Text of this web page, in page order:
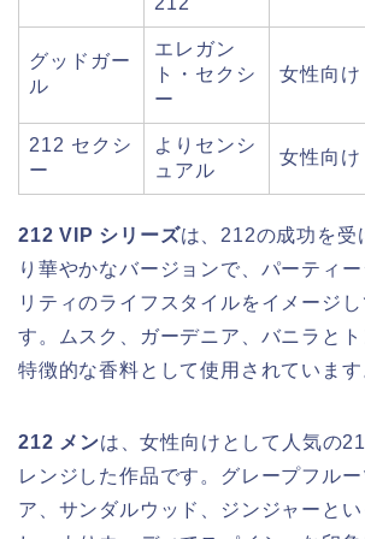
グッドガー
ル
エレガン
ト・セクシ
ー
女性向け
212 セクシ
ー
よりセンシ
ュアル
女性向け
212 VIP シリーズは、212の成功を受
り華やかなバージョンで、パーティ
リティのライフスタイルをイメージ
す。ムスク、ガーデニア、バニラと
特徴的な香料として使用されています
212 メンは、女性向けとして人気の
レンジした作品です。グレープフル
ア、サンダルウッド、ジンジャーと